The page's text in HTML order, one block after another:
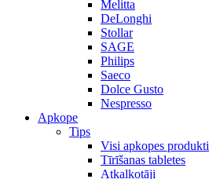
Melitta
DeLonghi
Stollar
SAGE
Philips
Saeco
Dolce Gusto
Nespresso
Apkope
Tips
Visi apkopes produkti
Tīrīšanas tabletes
Atkaļķotāji